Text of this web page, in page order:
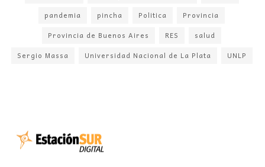
pandemia
pincha Politica
Provincia
Provincia de Buenos Aires
RES
salud
Sergio Massa
Universidad Nacional de La Plata UNLP